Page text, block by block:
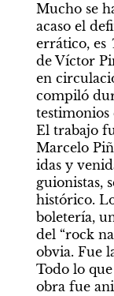
Mucho se
acaso el
errático, es
de Víctor
en
compiló
testimonios
El trabajo
Marcelo
idas y
guionistas,
histórico.
boletería,
del “rock
obvia. Fue
Todo lo
obra fue